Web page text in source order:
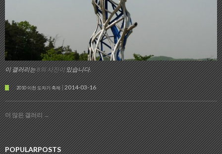
이 갤러리는8의 사진이있습니다.
2010 이천 도자기 축제 2014-03-16
더 많은 갤러리→
POPULARPOSTS